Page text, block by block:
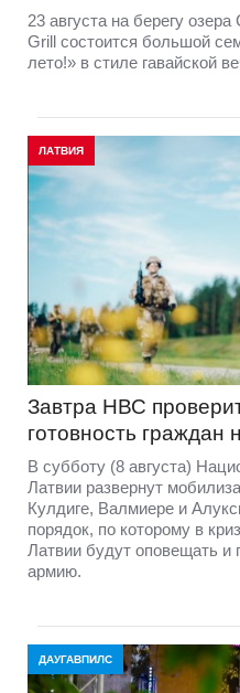
23 августа на берегу
Grill состоится большой
лето!» в стиле гавайской
ЛАТВИЯ
Завтра НВС
готовность граждан
В субботу (8 августа)
Латвии развернут
Кулдиге, Валмиере и
порядок, по которому в
Латвии будут оповещать и
армию.
ДАУГАВПИЛС